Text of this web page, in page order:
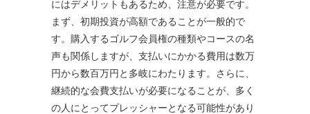
にはデメリットもあるため、注意が必要です。
まず、初期投資が高額であることが一般的で
す。購入するゴルフ会員権の種類やコースの名
声も関係しますが、支払いにかかる費用は数万
円から数百万円と多岐にわたります。さらに、
継続的な会費支払いが必要になることが、多く
の人にとってプレッシャーとなる可能性があり